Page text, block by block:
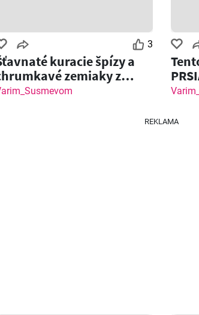
COOP Jednota leták
06.08.2026 - 12.08.2026
Klas leták
3
kuracie špízy a
zemiaky z
REKLAMA